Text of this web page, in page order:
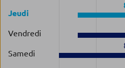
Jeudi
Vendredi
Samedi